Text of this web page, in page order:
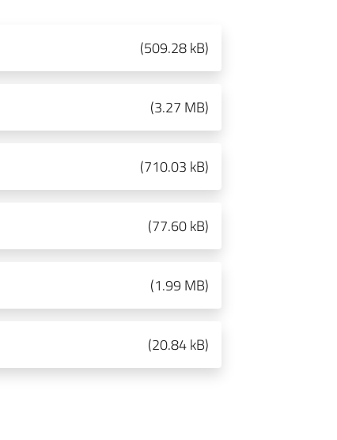
(509.28 kB)
(3.27 MB)
(710.03 kB)
(77.60 kB)
(1.99 MB)
(20.84 kB)